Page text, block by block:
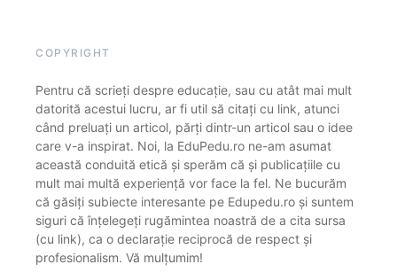
COPYRIGHT
Pentru că scrieți despre educație, sau cu atât mai mult
datorită acestui lucru, ar fi util să citați cu link, atunci
când preluați un articol, părți dintr-un articol sau o idee
care v-a inspirat. Noi, la EduPedu.ro ne-am asumat
această conduită etică și sperăm că și publicațiile cu
mult mai multă experiență vor face la fel. Ne bucurăm
că găsiți subiecte interesante pe Edupedu.ro și suntem
siguri că înțelegeți rugămintea noastră de a cita sursa
(cu link), ca o declarație reciprocă de respect și
profesionalism. Vă mulțumim!